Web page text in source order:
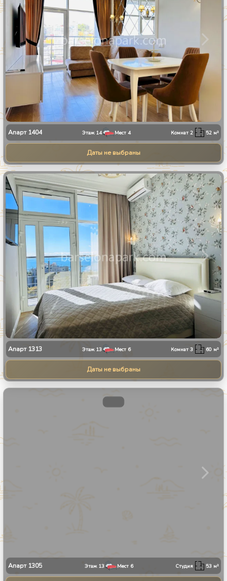
Апарт 1404 Этаж 14 Мест 4 Комнат2 52 м²
Даты не выбраны
Апарт 1313 Этаж 13 Мест 6 Комнат3 60 м²
Даты не выбраны
Апарт 1305 Этаж 13 Мест 6 Студия 53 м²